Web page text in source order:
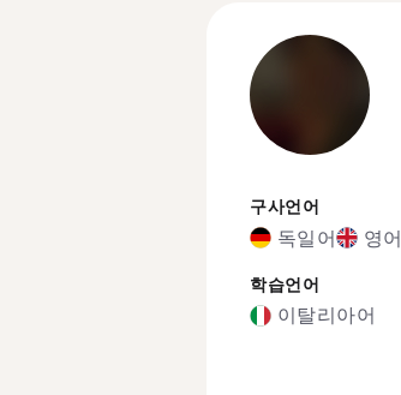
구사언어
독일어 영어
학습언어
이탈리아어